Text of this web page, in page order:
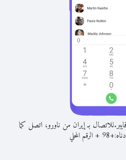
للاتصال بـ إيران من ناورو، اتصل كما
+
98
+الرقم المحلي